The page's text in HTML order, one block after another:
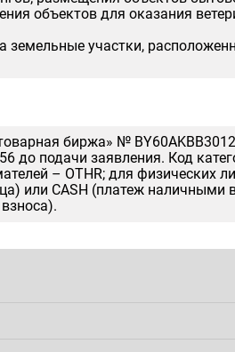
объектов для оказания
земельные участки,
биржа» №
до подачи заявления. Код
– OTHR; для физических
или CASH (платеж наличными